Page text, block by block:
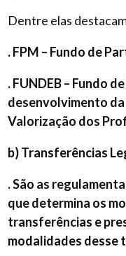
Dentre elas
. FPM – Fundo de
. FUNDEB – Fundo
desenvolvimento da
Valorização dos
b) Transferências
. São as
que determina os
transferências e
modalidades desse